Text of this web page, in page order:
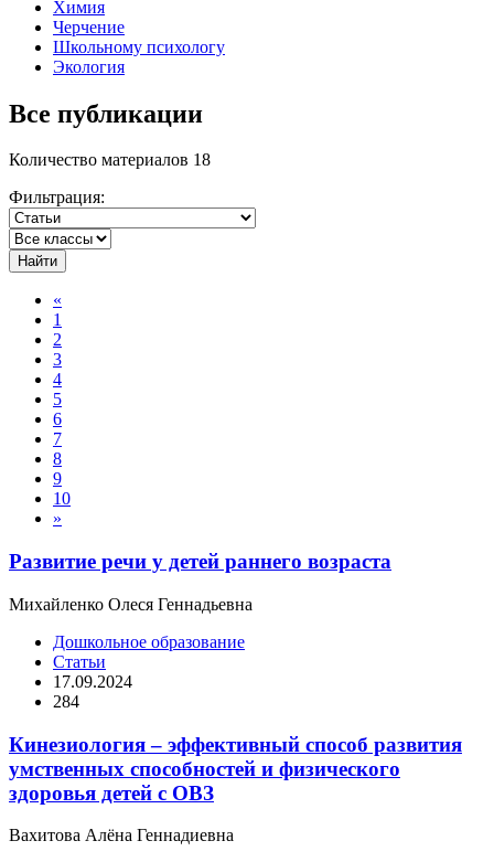
Химия
Черчение
Школьному психологу
Экология
Все публикации
Количество материалов 18
Фильтрация:
Найти
«
1
2
3
4
5
6
7
8
9
10
»
Развитие речи у детей раннего возраста
Михайленко Олеся Геннадьевна
Дошкольное образование
Статьи
17.09.2024
284
Кинезиология – эффективный способ развития
умственных способностей и физического
здоровья детей с ОВЗ
Вахитова Алёна Геннадиевна